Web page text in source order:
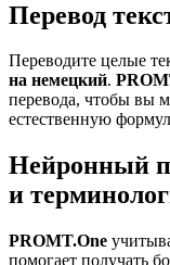
Перевод
Переводите целые
на немецкий.
перевода, чтобы вы
естественную
Нейронный
и
PROMT.One
помогает получать